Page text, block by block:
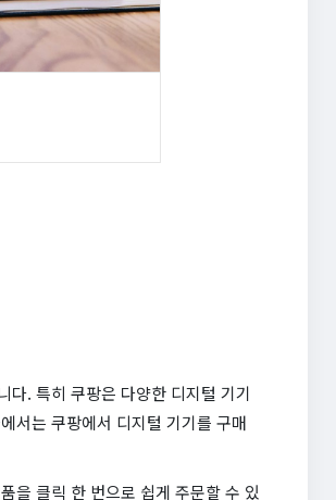
다. 특히 쿠팡은 다양한 디지털 기기
서는 쿠팡에서 디지털 기기를 구매
을 클릭 한 번으로 쉽게 주문할 수 있